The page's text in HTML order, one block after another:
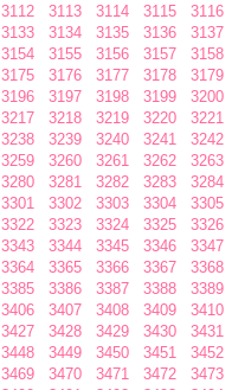
3112 3113 3114 3115 3116
3133 3134 3135 3136 3137
3154 3155 3156 3157 3158
3175 3176 3177 3178 3179
3196 3197 3198 3199 3200
3217 3218 3219 3220 3221
3238 3239 3240 3241 3242
3259 3260 3261 3262 3263
3280 3281 3282 3283 3284
3301 3302 3303 3304 3305
3322 3323 3324 3325 3326
3343 3344 3345 3346 3347
3364 3365 3366 3367 3368
3385 3386 3387 3388 3389
3406 3407 3408 3409 3410
3427 3428 3429 3430 3431
3448 3449 3450 3451 3452
3469 3470 3471 3472 3473